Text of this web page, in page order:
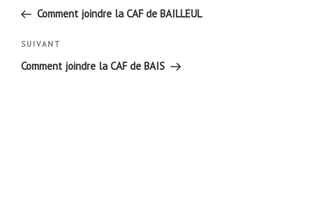
l’article
précédent
Comment joindre la CAF de BAILLEUL
Article
suivant
SUIVANT
Comment joindre la CAF de BAIS